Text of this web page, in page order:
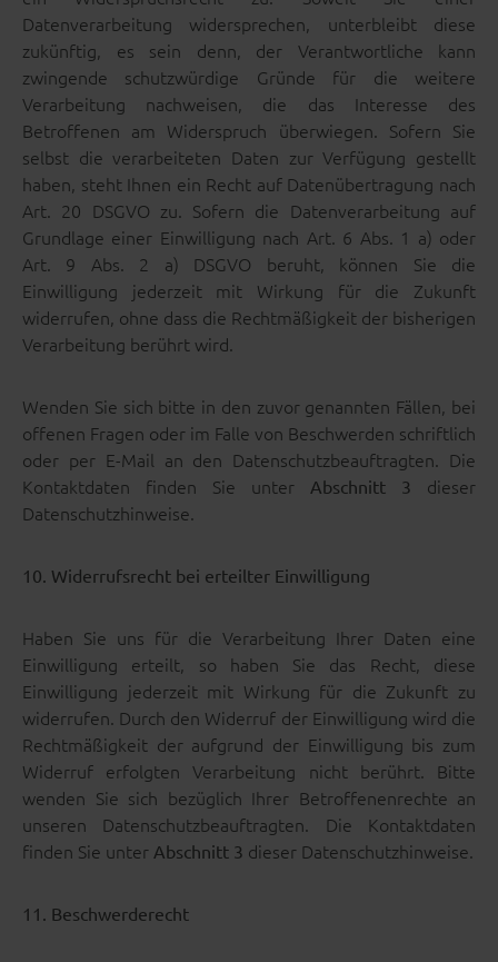
Datenverarbeitung widersprechen, unterbleibt diese
zukünftig, es sein denn, der Verantwortliche kann
zwingende schutzwürdige Gründe für die weitere
Verarbeitung nachweisen, die das Interesse des
Betroffenen am Widerspruch überwiegen. Sofern Sie
selbst die verarbeiteten Daten zur Verfügung gestellt
haben, steht Ihnen ein Recht auf Datenübertragung nach
Art. 20 DSGVO zu. Sofern die Datenverarbeitung auf
Grundlage einer Einwilligung nach Art. 6 Abs. 1 a) oder
Art. 9 Abs. 2 a) DSGVO beruht, können Sie die
Einwilligung jederzeit mit Wirkung für die Zukunft
widerrufen, ohne dass die Rechtmäßigkeit der bisherigen
Verarbeitung berührt wird.
Wenden Sie sich bitte in den zuvor genannten Fällen, bei
offenen Fragen oder im Falle von Beschwerden schriftlich
oder per E-Mail an den Datenschutzbeauftragten. Die
Kontaktdaten finden Sie unter Abschnitt 3 dieser
Datenschutzhinweise.
10. Widerrufsrecht bei erteilter Einwilligung
Haben Sie uns für die Verarbeitung Ihrer Daten eine
Einwilligung erteilt, so haben Sie das Recht, diese
Einwilligung jederzeit mit Wirkung für die Zukunft zu
widerrufen. Durch den Widerruf der Einwilligung wird die
Rechtmäßigkeit der aufgrund der Einwilligung bis zum
Widerruf erfolgten Verarbeitung nicht berührt. Bitte
wenden Sie sich bezüglich Ihrer Betroffenenrechte an
unseren Datenschutzbeauftragten. Die Kontaktdaten
finden Sie unter Abschnitt 3 dieser Datenschutzhinweise.
11. Beschwerderecht